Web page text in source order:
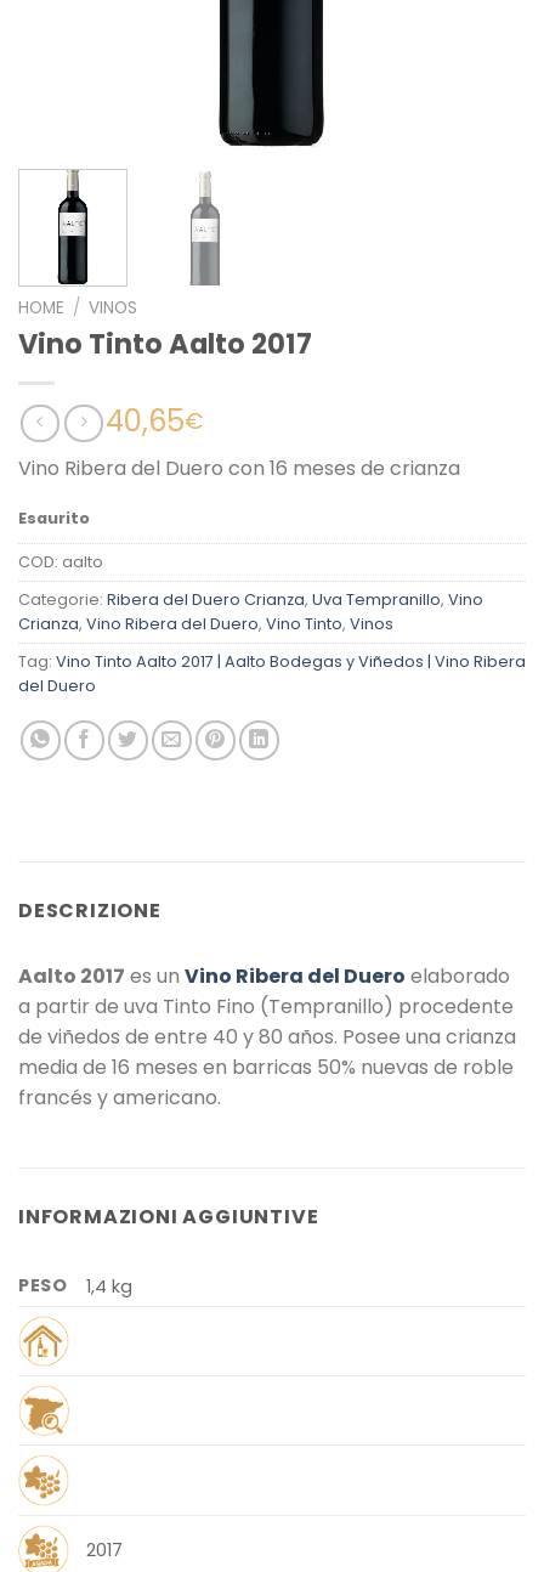
HOME / VINOS
Vino Tinto Aalto 2017
40,65€
Vino Ribera del Duero con 16 meses de crianza
Esaurito
COD: aalto
Categorie: Ribera del Duero Crianza, Uva Tempranillo, Vino
Crianza, Vino Ribera del Duero, Vino Tinto, Vinos
Tag: Vino Tinto Aalto 2017 | Aalto Bodegas y Viñedos | Vino Ribera
del Duero
DESCRIZIONE
Aalto 2017 es un Vino Ribera del Duero elaborado
a partir de uva Tinto Fino (Tempranillo) procedente
de viñedos de entre 40 y 80 años. Posee una crianza
media de 16 meses en barricas 50% nuevas de roble
francés y americano.
INFORMAZIONI AGGIUNTIVE
PESO 1,4 kg
2017